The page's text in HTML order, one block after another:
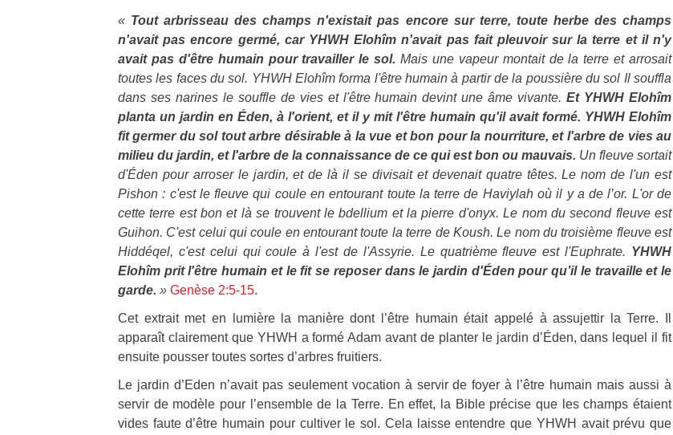
« Tout arbrisseau des champs n'existait pas encore sur terre, toute herbe des champs
n'avait pas encore germé, car YHWH Elohîm n'avait pas fait pleuvoir sur la terre et il n'y
avait pas d'être humain pour travailler le sol. Mais une vapeur montait de la terre et arrosait
toutes les faces du sol. YHWH Elohîm forma l'être humain à partir de la poussière du sol Il souffla
dans ses narines le souffle de vies et l'être humain devint une âme vivante. Et YHWH Elohîm
planta un jardin en Éden, à l'orient, et il y mit l'être humain qu'il avait formé. YHWH Elohîm
fit germer du sol tout arbre désirable à la vue et bon pour la nourriture, et l'arbre de vies au
milieu du jardin, et l'arbre de la connaissance de ce qui est bon ou mauvais. Un fleuve sortait
d'Éden pour arroser le jardin, et de là il se divisait et devenait quatre têtes. Le nom de l'un est
Pishon : c'est le fleuve qui coule en entourant toute la terre de Haviylah où il y a de l’or. L'or de
cette terre est bon et là se trouvent le bdellium et la pierre d'onyx. Le nom du second fleuve est
Guihon. C'est celui qui coule en entourant toute la terre de Koush. Le nom du troisième fleuve est
Hiddéqel, c'est celui qui coule à l'est de l'Assyrie. Le quatrième fleuve est l'Euphrate. YHWH
Elohîm prit l'être humain et le fit se reposer dans le jardin d'Éden pour qu’il le travaille et le
garde. » Genèse 2:5-15.
Cet extrait met en lumière la manière dont l’être humain était appelé à assujettir la Terre. Il
apparaît clairement que YHWH a formé Adam avant de planter le jardin d’Éden, dans lequel il fit
ensuite pousser toutes sortes d’arbres fruitiers.
Le jardin d’Eden n’avait pas seulement vocation à servir de foyer à l’être humain mais aussi à
servir de modèle pour l’ensemble de la Terre. En effet, la Bible précise que les champs étaient
vides faute d’être humain pour cultiver le sol. Cela laisse entendre que YHWH avait prévu que